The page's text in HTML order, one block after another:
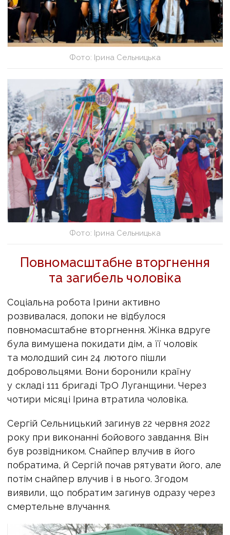
Фото: Ірина Сельницька
Фото: Ірина Сельницька
Повномасштабне вторгнення
та загибель чоловіка
Соціальна робота Ірини активно
розвивалася, допоки не відбулося
повномасштабне вторгнення. Жінка вдруге
була вимушена покидати дім, а її чоловік
та молодший син 24 лютого пішли
добровольцями. Вони боронили країну
у складі 111 бригаді ТрО Луганщини. Через
чотири місяці Ірина втратила чоловіка.
Сергій Сельницький загинув 22 червня 2022
року при виконанні бойового завдання. Він
був розвідником. Снайпер влучив в його
побратима, й Сергій почав рятувати його, але
потім снайпер влучив і в нього. Згодом
виявили, що побратим загинув одразу через
смертельне влучання.